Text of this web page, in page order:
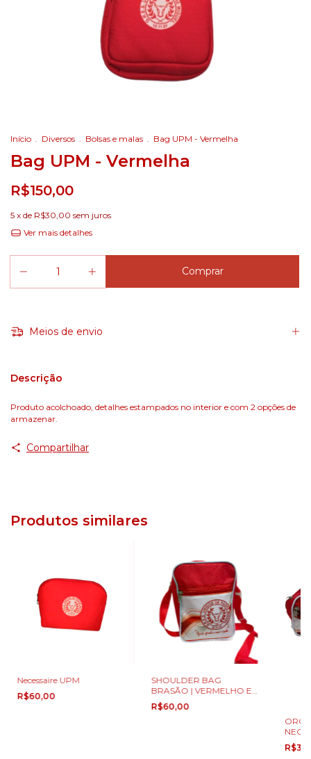
Início . Diversos . Bolsas e malas . Bag UPM - Vermelha
Bag UPM - Vermelha
R$150,00
5 x de R$30,00 sem juros
Ver mais detalhes
Meios de envio
Descrição
Produto acolchoado, detalhes estampados no interior e com 2 opções de
armazenar.
Compartilhar
Produtos similares
Necessaire UPM
R$60,00
SHOULDER BAG
BRASÃO | VERMELHO E
BRANCO
R$60,00